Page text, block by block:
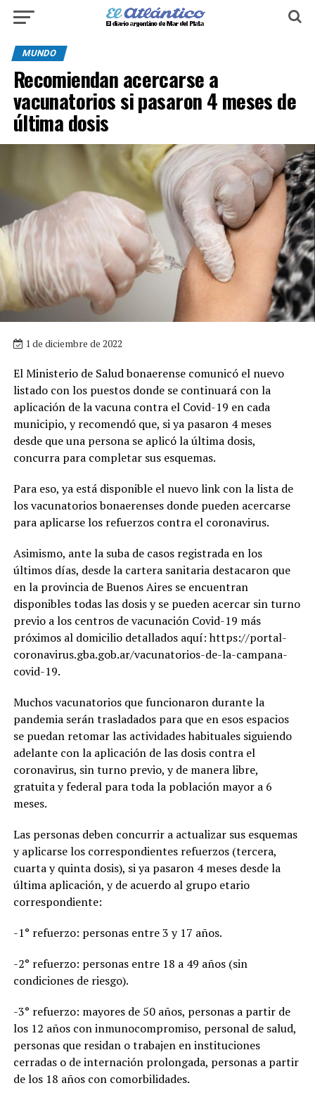
MUNDO
Recomiendan acercarse a
vacunatorios si pasaron 4 meses de
última dosis
1 de diciembre de 2022
El Ministerio de Salud bonaerense comunicó el nuevo
listado con los puestos donde se continuará con la
aplicación de la vacuna contra el Covid-19 en cada
municipio, y recomendó que, si ya pasaron 4 meses
desde que una persona se aplicó la última dosis,
concurra para completar sus esquemas.
Para eso, ya está disponible el nuevo link con la lista de
los vacunatorios bonaerenses donde pueden acercarse
para aplicarse los refuerzos contra el coronavirus.
Asimismo, ante la suba de casos registrada en los
últimos días, desde la cartera sanitaria destacaron que
en la provincia de Buenos Aires se encuentran
disponibles todas las dosis y se pueden acercar sin turno
previo a los centros de vacunación Covid-19 más
próximos al domicilio detallados aquí: https://portal-
coronavirus.gba.gob.ar/vacunatorios-de-la-campana-
covid-19.
Muchos vacunatorios que funcionaron durante la
pandemia serán trasladados para que en esos espacios
se puedan retomar las actividades habituales siguiendo
adelante con la aplicación de las dosis contra el
coronavirus, sin turno previo, y de manera libre,
gratuita y federal para toda la población mayor a 6
meses.
Las personas deben concurrir a actualizar sus esquemas
y aplicarse los correspondientes refuerzos (tercera,
cuarta y quinta dosis), si ya pasaron 4 meses desde la
última aplicación, y de acuerdo al grupo etario
correspondiente:
-1° refuerzo: personas entre 3 y 17 años.
-2° refuerzo: personas entre 18 a 49 años (sin
condiciones de riesgo).
-3° refuerzo: mayores de 50 años, personas a partir de
los 12 años con inmunocompromiso, personal de salud,
personas que residan o trabajen en instituciones
cerradas o de internación prolongada, personas a partir
de los 18 años con comorbilidades.